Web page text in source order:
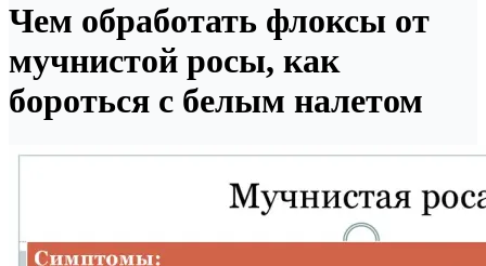
Чем обработать флоксы от
мучнистой росы, как
бороться с белым налетом